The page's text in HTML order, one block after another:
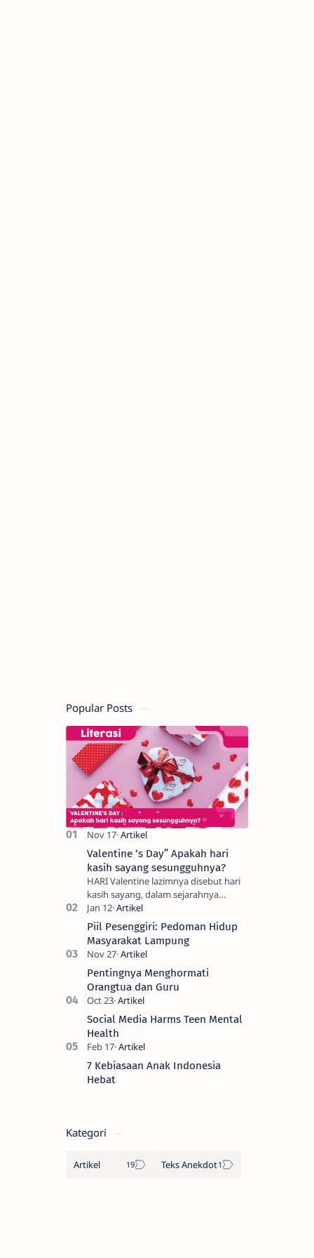
Popular Posts
Valentine ‘s Day” Apakah hari
kasih sayang sesungguhnya?
HARI Valentine lazimnya disebut hari
kasih sayang, dalam sejarahnya
merupakan perayaan dari pengikut St
Valentine sebagai ritual keagamaan
untuk mem…
Piil Pesenggiri: Pedoman Hidup
Masyarakat Lampung
Pentingnya Menghormati
Orangtua dan Guru
Social Media Harms Teen Mental
Health
7 Kebiasaan Anak Indonesia
Hebat
Kategori
Artikel Teks Anekdot